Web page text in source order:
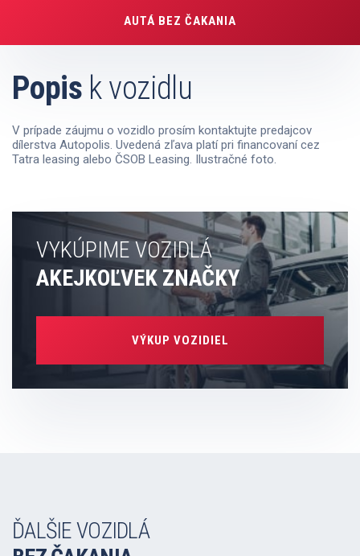
AUTÁ BEZ ČAKANIA
Popis k vozidlu
V prípade záujmu o vozidlo prosím kontaktujte predajcov
dílerstva Autopolis. Uvedená zľava platí pri financovaní cez
Tatra leasing alebo ČSOB Leasing. Ilustračné foto.
VYKÚPIME VOZIDLÁ
AKEJKOĽVEK ZNAČKY
VÝKUP VOZIDIEL
ĎALŠIE VOZIDLÁ